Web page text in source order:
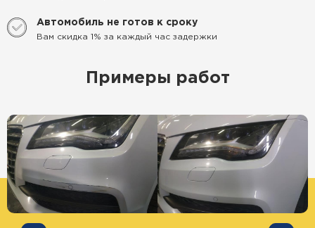
Автомобиль не готов к сроку
Вам скидка 1% за каждый час задержки
Примеры работ